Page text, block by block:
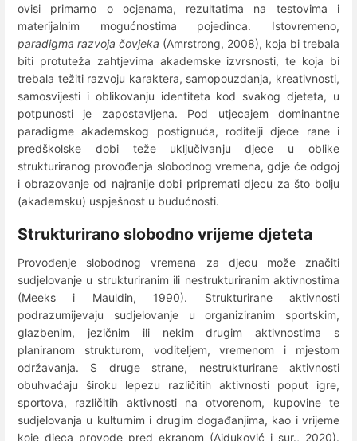
ovisi primarno o ocjenama, rezultatima na testovima i
materijalnim mogućnostima pojedinca. Istovremeno,
paradigma razvoja čovjeka (Amrstrong, 2008), koja bi trebala
biti protuteža zahtjevima akademske izvrsnosti, te koja bi
trebala težiti razvoju karaktera, samopouzdanja, kreativnosti,
samosvijesti i oblikovanju identiteta kod svakog djeteta, u
potpunosti je zapostavljena. Pod utjecajem dominantne
paradigme akademskog postignuća, roditelji djece rane i
predškolske dobi teže uključivanju djece u oblike
strukturiranog provođenja slobodnog vremena, gdje će odgoj
i obrazovanje od najranije dobi pripremati djecu za što bolju
(akademsku) uspješnost u budućnosti.
Strukturirano slobodno vrijeme djeteta
Provođenje slobodnog vremena za djecu može značiti
sudjelovanje u strukturiranim ili nestrukturiranim aktivnostima
(Meeks i Mauldin, 1990). Strukturirane aktivnosti
podrazumijevaju sudjelovanje u organiziranim sportskim,
glazbenim, jezičnim ili nekim drugim aktivnostima s
planiranom strukturom, voditeljem, vremenom i mjestom
održavanja. S druge strane, nestrukturirane aktivnosti
obuhvaćaju široku lepezu različitih aktivnosti poput igre,
sportova, različitih aktivnosti na otvorenom, kupovine te
sudjelovanja u kulturnim i drugim događanjima, kao i vrijeme
koje djeca provode pred ekranom (Ajduković i sur., 2020).